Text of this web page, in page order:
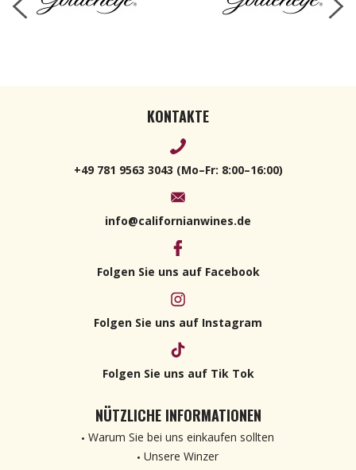
KONTAKTE
+49 781 9563 3043 (Mo–Fr: 8:00–16:00)
info@californianwines.de
Folgen Sie uns auf Facebook
Folgen Sie uns auf Instagram
Folgen Sie uns auf Tik Tok
NÜTZLICHE INFORMATIONEN
Warum Sie bei uns einkaufen sollten
Unsere Winzer